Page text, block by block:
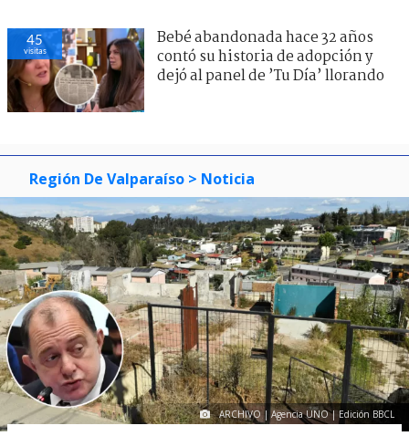
45
visitas
Bebé abandonada hace 32 años
contó su historia de adopción y
dejó al panel de ’Tu Día’ llorando
Región De Valparaíso > Noticia
ARCHIVO | Agencia UNO | Edición BBCL